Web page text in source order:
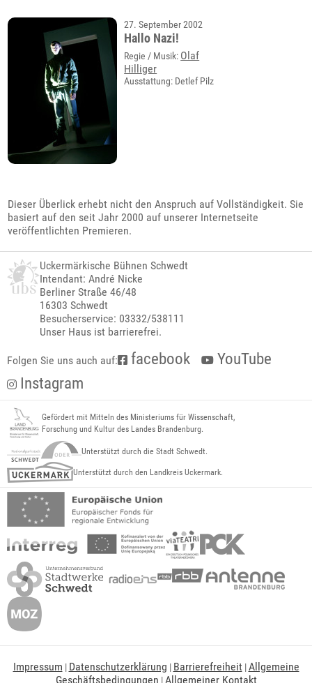
27. September 2002
Hallo Nazi!
Regie / Musik: Olaf
Hilliger
Ausstattung: Detlef Pilz
Dieser Überlick erhebt nicht den Anspruch auf Vollständigkeit. Sie
basiert auf den seit Jahr 2000 auf unserer Internetseite
veröffentlichten Premieren.
Uckermärkische Bühnen Schwedt
Intendant: André Nicke
Berliner Straße 46/48
16303 Schwedt
Besucherservice: 03332/538111
Unser Haus ist barrierefrei.
Folgen Sie uns auch auf: facebook
YouTube
Instagram
Gefördert mit Mitteln des Ministeriums für Wissenschaft,
Forschung und Kultur des Landes Brandenburg.
Unterstützt durch die Stadt Schwedt.
Unterstützt durch den Landkreis Uckermark.
Impressum | Datenschutzerklärung | Barrierefreiheit|Allgemeine
Geschäftsbedingungen |Allgemeiner Kontakt